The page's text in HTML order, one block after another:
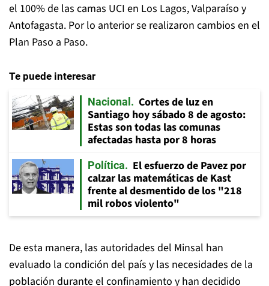
el 100% de las camas UCI en Los Lagos, Valparaíso y
Antofagasta. Por lo anterior se realizaron cambios en el
Plan Paso a Paso.
Te puede interesar
Nacional
Cortes de luz en
Santiago hoy sábado 8 de agosto:
Estas son todas las comunas
afectadas hasta por 8 horas
Política
El esfuerzo de Pavez por
calzar las matemáticas de Kast
frente al desmentido de los "218
mil robos violento"
De esta manera, las autoridades del Minsal han
evaluado la condición del país y las necesidades de la
población durante el confinamiento y han decidido